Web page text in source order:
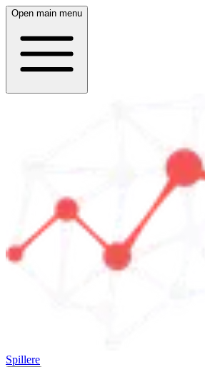
Open main menu
Spillere